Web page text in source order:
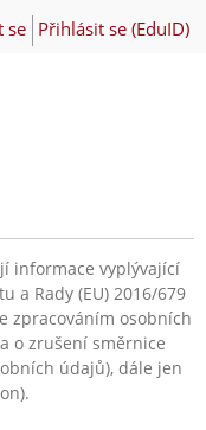
se Přihlásit se (EduID)
informace vyplývající
a Rady (EU) 2016/679
zpracováním osobních
o zrušení směrnice
údajů), dále jen